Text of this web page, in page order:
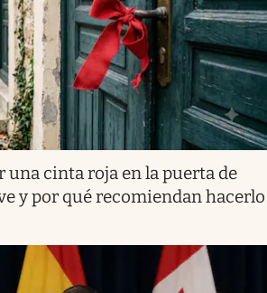
una cinta roja en la puerta de
y por qué recomiendan hacerlo